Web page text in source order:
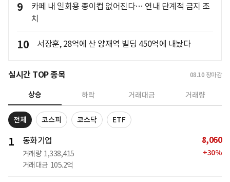
9
카페 내 일회용 종이컵 없어진다… 연내 단계적 금지 조
치
10 서장훈, 28억에 산 양재역 빌딩 450억에 내놨다
실시간 TOP 종목 08.10 장마감
상승 하락 거래대금 거래량
전체 코스피 코스닥 ETF
1 동화기업
거래량 1,338,415
거래대금 105.2억
8,060
+30%